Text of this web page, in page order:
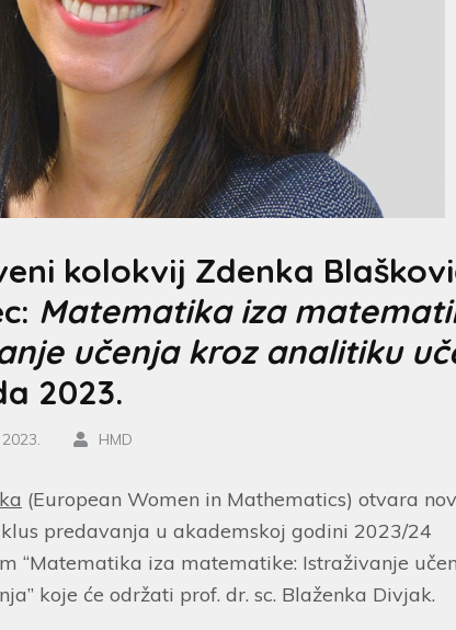
kolokvij Zdenka
Matematika iza
učenja kroz analitiku
2023.
HMD
(European Women in Mathematics) otvara
predavanja u akademskoj godini 2023/24
“Matematika iza matematike: Istraživanje
koje će održati prof. dr. sc. Blaženka Divjak.